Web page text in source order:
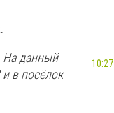
На данный
в посёлок
10:27